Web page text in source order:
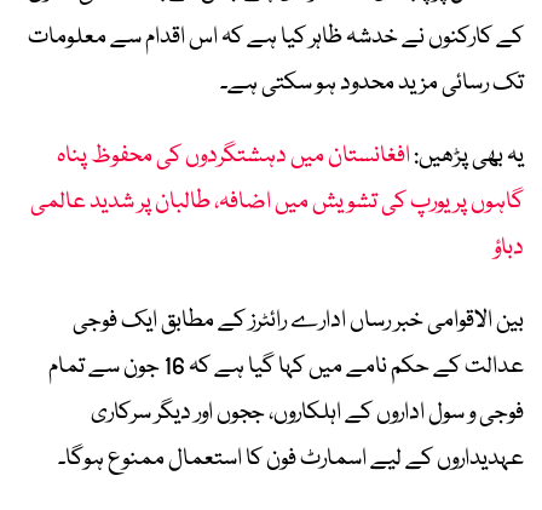
کے کارکنوں نے خدشہ ظاہر کیا ہے کہ اس اقدام سے معلومات
تک رسائی مزید محدود ہو سکتی ہے۔
یہ بھی پڑھیں:افغانستان میں دہشتگردوں کی محفوظ پناہ
گاہوں پر یورپ کی تشویش میں اضافہ، طالبان پر شدید عالمی
دباؤ
بین الاقوامی خبر رساں ادارے رائٹرز کے مطابق ایک فوجی
عدالت کے حکم نامے میں کہا گیا ہے کہ 16 جون سے تمام
فوجی و سول اداروں کے اہلکاروں، ججوں اور دیگر سرکاری
عہدیداروں کے لیے اسمارٹ فون کا استعمال ممنوع ہوگا۔